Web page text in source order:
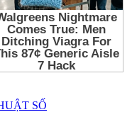
SỐ